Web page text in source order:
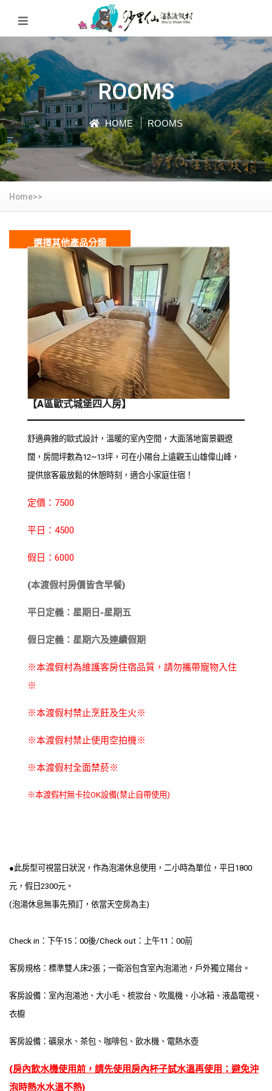
ROOMS
HOME ROOMS
Home>>
選擇其他產品分類
【A區歐式城堡四人房】
舒適典雅的歐式設計，溫暖的室內空間，大面落地窗景觀遼
闊，房間坪數為12~13坪，可在小陽台上遠觀玉山雄偉山峰，
提供旅客最放鬆的休憩時刻，適合小家庭住宿！
定價：7500
平日：4500
假日：6000
(本渡假村房價皆含早餐)
平日定義：星期日-星期五
假日定義：星期六及連續假期
※本渡假村為維護客房住宿品質，請勿攜帶寵物入住
※
※本渡假村禁止烹飪及生火※
※本渡假村禁止使用空拍機※
※本渡假村全面禁菸※
※本渡假村無卡拉OK設備(禁止自帶使用)
●此房型可視當日狀況，作為泡湯休息使用，二小時為單位，平日1800
元，假日2300元。
(泡湯休息無事先預訂，依當天空房為主)
Check in：下午15：00後/Check out：上午11：00前
客房規格：標準雙人床2張；一衛浴包含室內泡湯池，戶外獨立陽台。
客房設備：室內泡湯池、大小毛、梳妝台、吹風機、小冰箱、液晶電視、
衣櫥
客房設備：礦泉水、茶包、 咖啡包、飲水機、電熱水壺
(房內飲水機使用前，請先使用房內杯子試水溫再使用；避免沖
泡時熱水水溫不熱)